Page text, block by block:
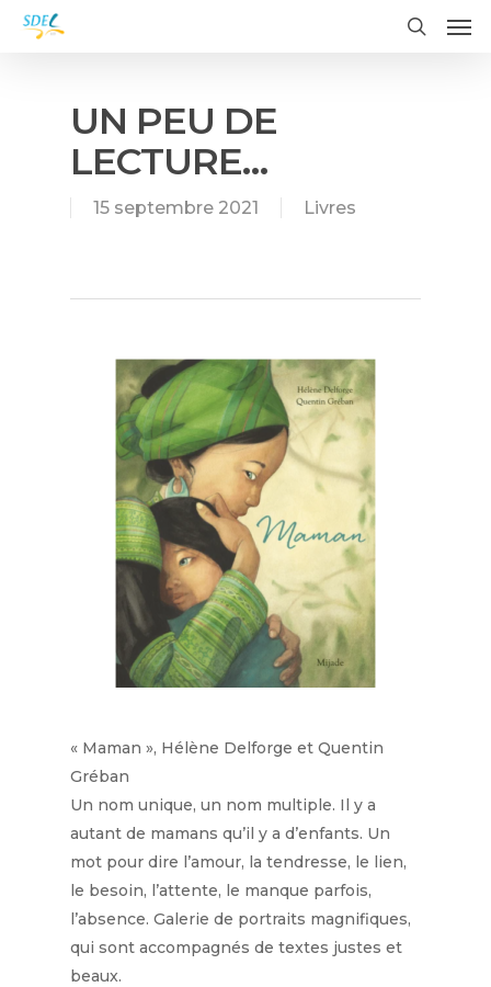
Skip
UN PEU DE
LECTURE…
15 septembre 2021 Livres
« Maman », Hélène Delforge et Quentin
Gréban
Un nom unique, un nom multiple. Il y a
autant de mamans qu’il y a d’enfants. Un
mot pour dire l’amour, la tendresse, le lien,
le besoin, l’attente, le manque parfois,
l’absence. Galerie de portraits magnifiques,
qui sont accompagnés de textes justes et
beaux.